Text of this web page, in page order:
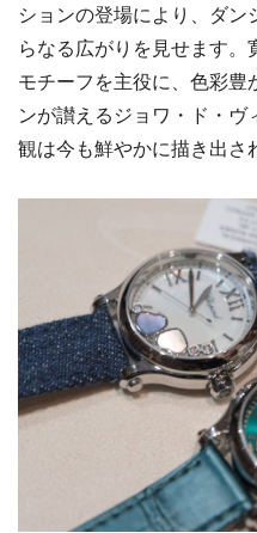
ションの登場により、ダン
らなる広がりを見せます。
モチーフを主役に、色彩
ンが讃えるジョワ・ド・
観は今も鮮やかに描き出さ